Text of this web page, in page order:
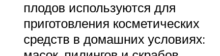
плодов используются для
приготовления косметических
средств в домашних условиях: